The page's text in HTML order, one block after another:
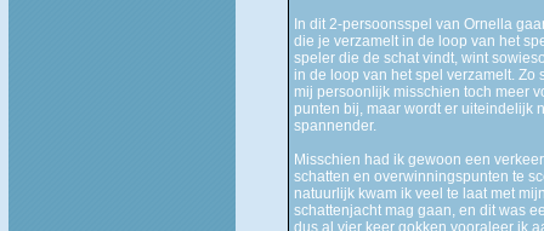
In dit 2-persoonsspel van Ornella
die je verzamelt in de loop van het
speler die de schat vindt, wint
in de loop van het spel verzamelt.
mij persoonlijk misschien toch meer
punten bij, maar wordt er uiteindelijk
spannender.
Misschien had ik gewoon een
schatten en overwinningspunten te
natuurlijk kwam ik veel te laat met
schattenjacht mag gaan, en dit was
dus al vier keer gokken vooraleer ik